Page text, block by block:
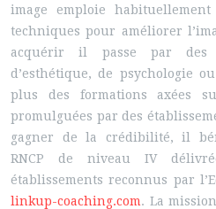
image emploie
techniques pour améliorer
acquérir il passe par des
d’esthétique, de psychologie
plus des formations axées
promulguées par des
gagner de la crédibilité, il
RNCP de niveau IV
établissements reconnus par
linkup-coaching.com. La